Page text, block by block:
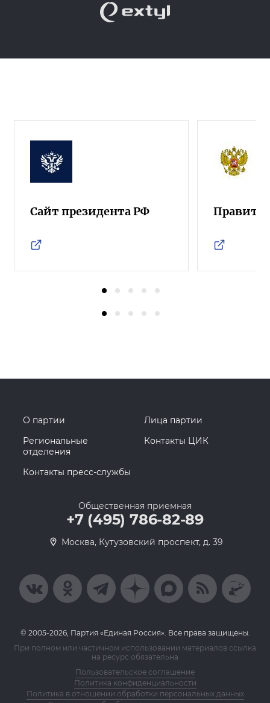
Сайт президента РФ
О партии
Лица партии
Региональные
отделения
Контакты ЦИК
Контакты пресс-службы
Общественная приемная
+7 (495) 786-82-89
Москва, Кутузовский проспект, д. 39
© 2005-2026, Партия «Единая Россия». Все права защищены.
При полном или частичном использовании материалов ссылка
на ресурс обязательна
Пользовательское соглашение
Политика конфиденциальности
Политика в отношении обработки персональных данных